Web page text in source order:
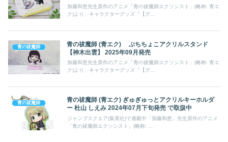
加藤和恵先生原作のアニメ「青の祓魔師エクソシスト」(略称: 青エ
ク)より、キャラクターグッズ『【グ...
青の祓魔師
青の祓魔師 (青エク) ぷちちょこアクリルスタンド
【神木出雲】 2025年09月発売
加藤和恵先生原作のアニメ「青の祓魔師エクソシスト」(略称: 青エ
ク)より、キャラクターグッズ『【グ...
青の祓魔師
青の祓魔師 (青エク) ぎゅぎゅっとアクリルキーホルダ
ー 杜山 しえみ 2024年07月下旬発売 で取扱中
ジャンプスクエア(集英社)で連載中「加藤和恵」先生原作のアニメ
「青の祓魔師エクソシスト」(略称: ...